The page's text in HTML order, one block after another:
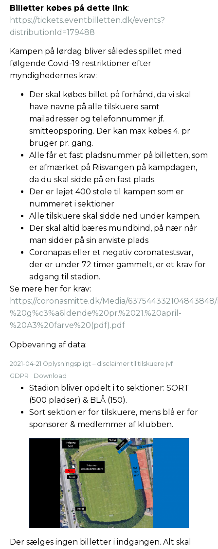
Billetter købes på dette link:
https://tickets.eventbilletten.dk/events?
distributionId=179488
Kampen på lørdag bliver således spillet med
følgende Covid-19 restriktioner efter
myndighedernes krav:
Der skal købes billet på forhånd, da vi skal
have navne på alle tilskuere samt
mailadresser og telefonnummer jf.
smitteopsporing. Der kan max købes 4. pr
bruger pr. gang.
Alle får et fast pladsnummer på billetten, som
er afmærket på Riisvangen på kampdagen,
da du skal sidde på en fast plads.
Der er lejet 400 stole til kampen som er
nummeret i sektioner
Alle tilskuere skal sidde ned under kampen.
Der skal altid bæres mundbind, på nær når
man sidder på sin anviste plads
Coronapas eller et negativ coronatestsvar,
der er under 72 timer gammelt, er et krav for
adgang til stadion.
Se mere her for krav:
https://coronasmitte.dk/Media/
%20g%c3%a6ldende%20pr.%2021.%20april-
%20A3%20farve%20(pdf).pdf
Opbevaring af data:
2021-04-21 Oplysningspligt – disclaimer til tilskuere jvf
GDPR
Download
Stadion bliver opdelt i to sektioner: SORT
(500 pladser) & BLÅ (150).
Sort sektion er for tilskuere, mens blå er for
sponsorer & medlemmer af klubben.
Der sælges ingen billetter i indgangen. Alt skal